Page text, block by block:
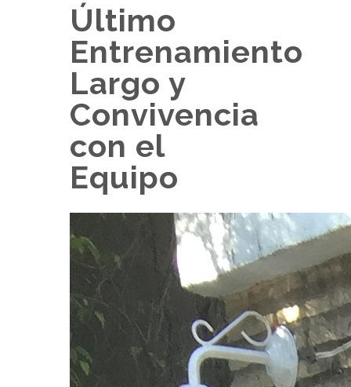
Último
Entrenamiento
Largo y
Convivencia
con el
Equipo